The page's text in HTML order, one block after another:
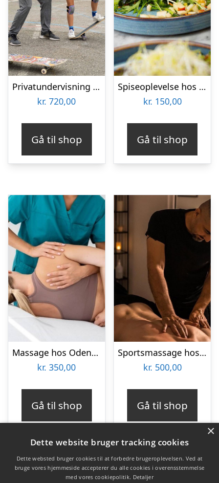
Privatundervisning i skateboarding hos L.O.W Academy
kr. 720,00
Gå til shop
Spiseoplevelse hos CAFE CIRÉ
kr. 150,00
Gå til shop
Massage hos Odense Skønhedsklinik
kr. 350,00
Gå til shop
Sportsmassage hos Ermans Massage
kr. 500,00
Gå til shop
Varekategorier
×
Dette website bruger tracking cookies
Dette websted bruger cookies til at forbedre brugeroplevelsen. Ved at
bruge vores hjemmeside accepterer du alle cookies i overensstemmelse
med vores cookiepolitik. Detaljer